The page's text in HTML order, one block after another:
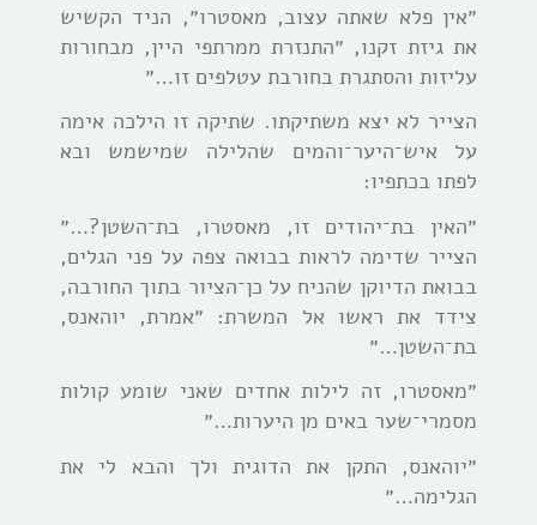
״אין פלא שאתה עצוב, מאסטרו״, הניד הקשיש
את גיזת זקנו, ״התנזרת ממרתפי היין, מבחורות
עליזות והסתגרת בחורבת עטלפים זו…״
הצייר לא יצא משתיקתו. שתיקה זו הילכה אימה
על איש־היער־והמים שהלילה שמישמש ובא
לפתו בכתפיו:
״האין בת־יהודים זו, מאסטרו, בת־השטן?…״
הצייר שדימה לראות בבואה צפה על פני הגלים,
בבואת הדיוקן שהניח על כן־הציור בתוך החורבה,
צידד את ראשו אל המשרת: ״אמרת, יוהאנס,
בת־השטן…״
״מאסטרו, זה לילות אחדים שאני שומע קולות
מסמרי־שער באים מן היערות…״
״יוהאנס, התקן את הדוגית ולך והבא לי את
הגלימה…״